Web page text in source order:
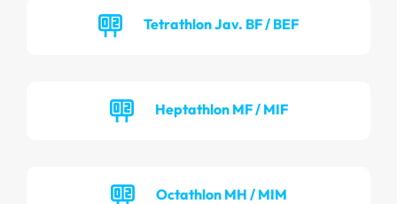
Tetrathlon Jav. BF / BEF
Heptathlon MF / MIF
Octathlon MH / MIM